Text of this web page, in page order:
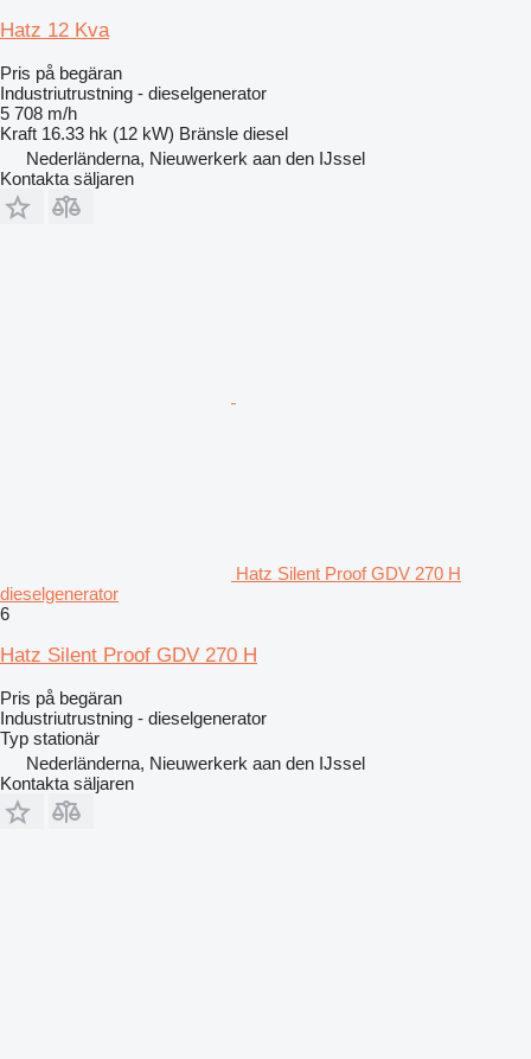
Hatz 12 Kva
Pris på begäran
Industriutrustning - dieselgenerator
5 708 m/h
Kraft 16.33 hk (12 kW) Bränsle diesel
Nederländerna, Nieuwerkerk aan den IJssel
Kontakta säljaren
Hatz Silent Proof GDV 270 H
dieselgenerator
6
Hatz Silent Proof GDV 270 H
Pris på begäran
Industriutrustning - dieselgenerator
Typ stationär
Nederländerna, Nieuwerkerk aan den IJssel
Kontakta säljaren